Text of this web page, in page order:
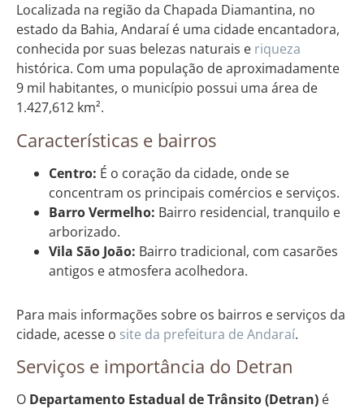
Localizada na região da Chapada Diamantina, no
estado da Bahia, Andaraí é uma cidade encantadora,
conhecida por suas belezas naturais e riqueza
histórica. Com uma população de aproximadamente
9 mil habitantes, o município possui uma área de
1.427,612 km².
Características e bairros
Centro: É o coração da cidade, onde se
concentram os principais comércios e serviços.
Barro Vermelho: Bairro residencial, tranquilo e
arborizado.
Vila São João: Bairro tradicional, com casarões
antigos e atmosfera acolhedora.
Para mais informações sobre os bairros e serviços da
cidade, acesse o site da prefeitura de Andaraí.
Serviços e importância do Detran
O Departamento Estadual de Trânsito (Detran) é